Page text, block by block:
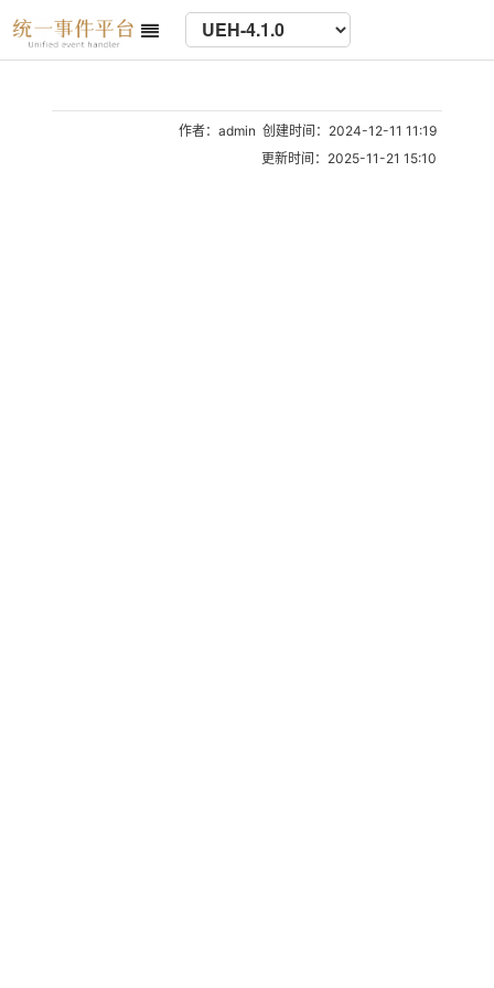
作者：admin 创建时间：2024-12-11 11:19
更新时间：2025-11-21 15:10